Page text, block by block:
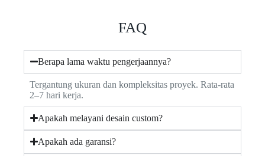
FAQ
Berapa lama waktu pengerjaannya?
Tergantung ukuran dan kompleksitas proyek. Rata-rata
2–7 hari kerja.
Apakah melayani desain custom?
Apakah ada garansi?